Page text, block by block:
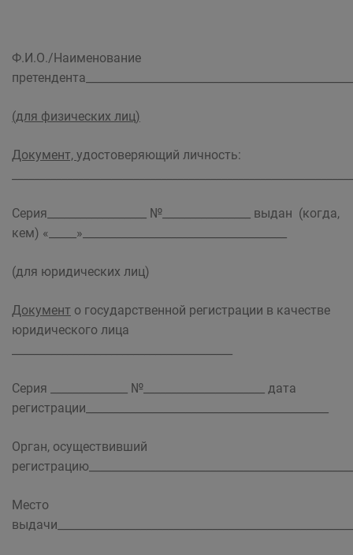
Ф.И.О./Наименование
(для физических лиц)
Документ, удостоверяющий личность:
Серия__________________ №________________ выдан (когда,
кем) «_____»_____________________________________
(для юридических лиц)
Документ о государственной регистрации в качестве
юридического лица
Серия ______________ №______________________ дата
регистрации____________________________________________
Орган, осуществивший
Место